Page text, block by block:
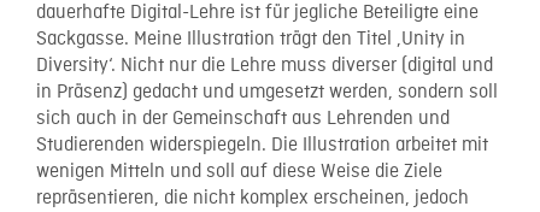
dauerhafte Digital-Lehre ist für jegliche Beteiligte eine
Sackgasse. Meine Illustration trägt den Titel ‚Unity in
Diversity‘. Nicht nur die Lehre muss diverser (digital und
in Präsenz) gedacht und umgesetzt werden, sondern soll
sich auch in der Gemeinschaft aus Lehrenden und
Studierenden widerspiegeln. Die Illustration arbeitet mit
wenigen Mitteln und soll auf diese Weise die Ziele
repräsentieren, die nicht komplex erscheinen, jedoch